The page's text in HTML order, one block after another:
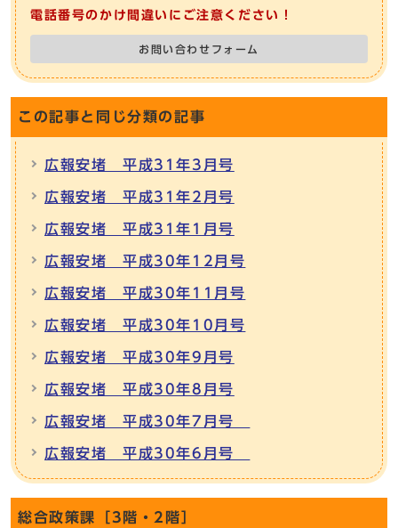
電話番号のかけ間違いにご注意ください！
お問い合わせフォーム
この記事と同じ分類の記事
広報安堵 平成31年3月号
広報安堵 平成31年2月号
広報安堵 平成31年1月号
広報安堵 平成30年12月号
広報安堵 平成30年11月号
広報安堵 平成30年10月号
広報安堵 平成30年9月号
広報安堵 平成30年8月号
広報安堵 平成30年7月号
広報安堵 平成30年6月号
総合政策課［3階・2階］